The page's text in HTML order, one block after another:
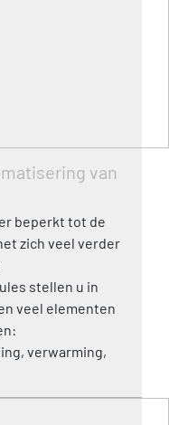
van
beperkt tot de
zich veel verder
stellen u in
veel elementen
verwarming,